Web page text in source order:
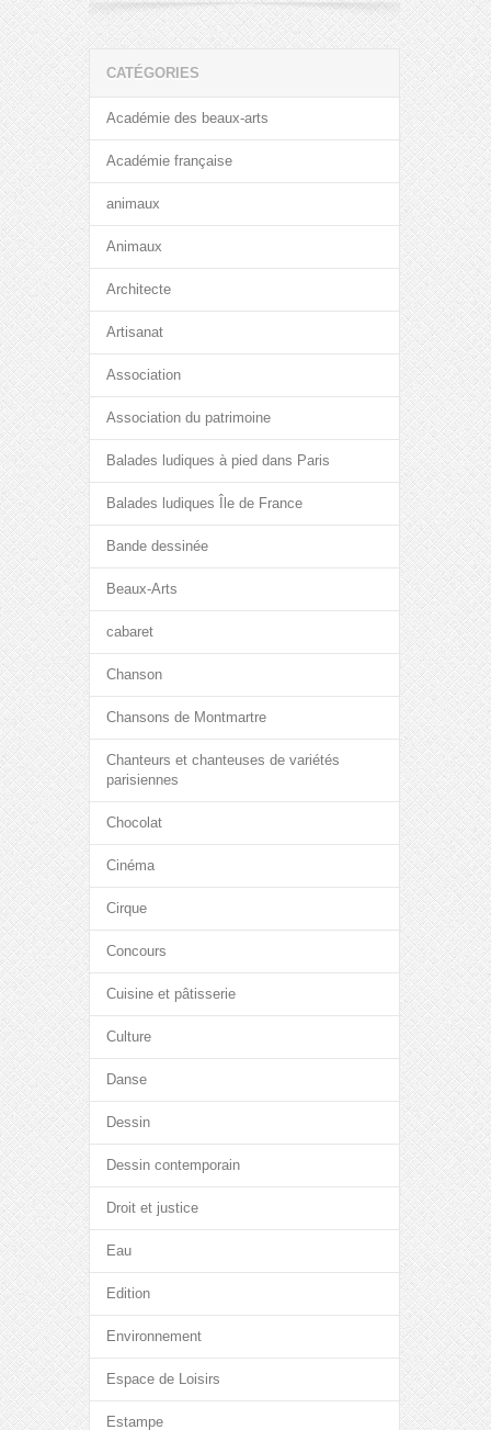
CATÉGORIES
Académie des beaux-arts
Académie française
animaux
Animaux
Architecte
Artisanat
Association
Association du patrimoine
Balades ludiques à pied dans Paris
Balades ludiques Île de France
Bande dessinée
Beaux-Arts
cabaret
Chanson
Chansons de Montmartre
Chanteurs et chanteuses de variétés
parisiennes
Chocolat
Cinéma
Cirque
Concours
Cuisine et pâtisserie
Culture
Danse
Dessin
Dessin contemporain
Droit et justice
Eau
Edition
Environnement
Espace de Loisirs
Estampe